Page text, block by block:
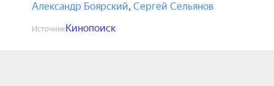
Александр Боярский, Сергей Сельянов
ИсточникКинопоиск